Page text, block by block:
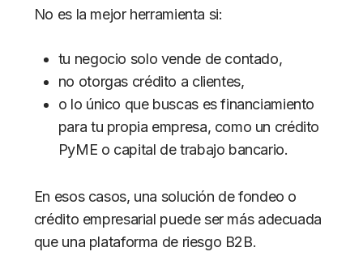
No es la mejor herramienta si:
tu negocio solo vende de contado,
no otorgas crédito a clientes,
o lo único que buscas es financiamiento
para tu propia empresa, como un crédito
PyME o capital de trabajo bancario.
En esos casos, una solución de fondeo o
crédito empresarial puede ser más adecuada
que una plataforma de riesgo B2B.